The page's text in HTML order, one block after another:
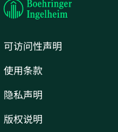
tab
可访问性声明
使用条款
隐私声明
版权说明